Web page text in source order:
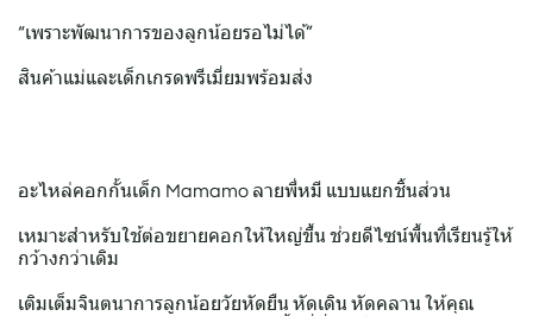
“เพราะพัฒนาการของลูกน้อยรอไม่ได้”
สินค้าแม่และเด็กเกรดพรีเมี่ยมพร้อมส่ง
อะไหล่คอกกั้นเด็ก Mamamo ลายพี่หมี แบบแยกชิ้นส่วน
เหมาะสำหรับใช้ต่อขยายคอกให้ใหญ่ขึ้น ช่วยดีไซน์พื้นที่เรียนรู้ให้
กว้างกว่าเดิม
เติมเต็มจินตนาการลูกน้อยวัยหัดยืน หัดเดิน หัดคลาน ให้คุณ